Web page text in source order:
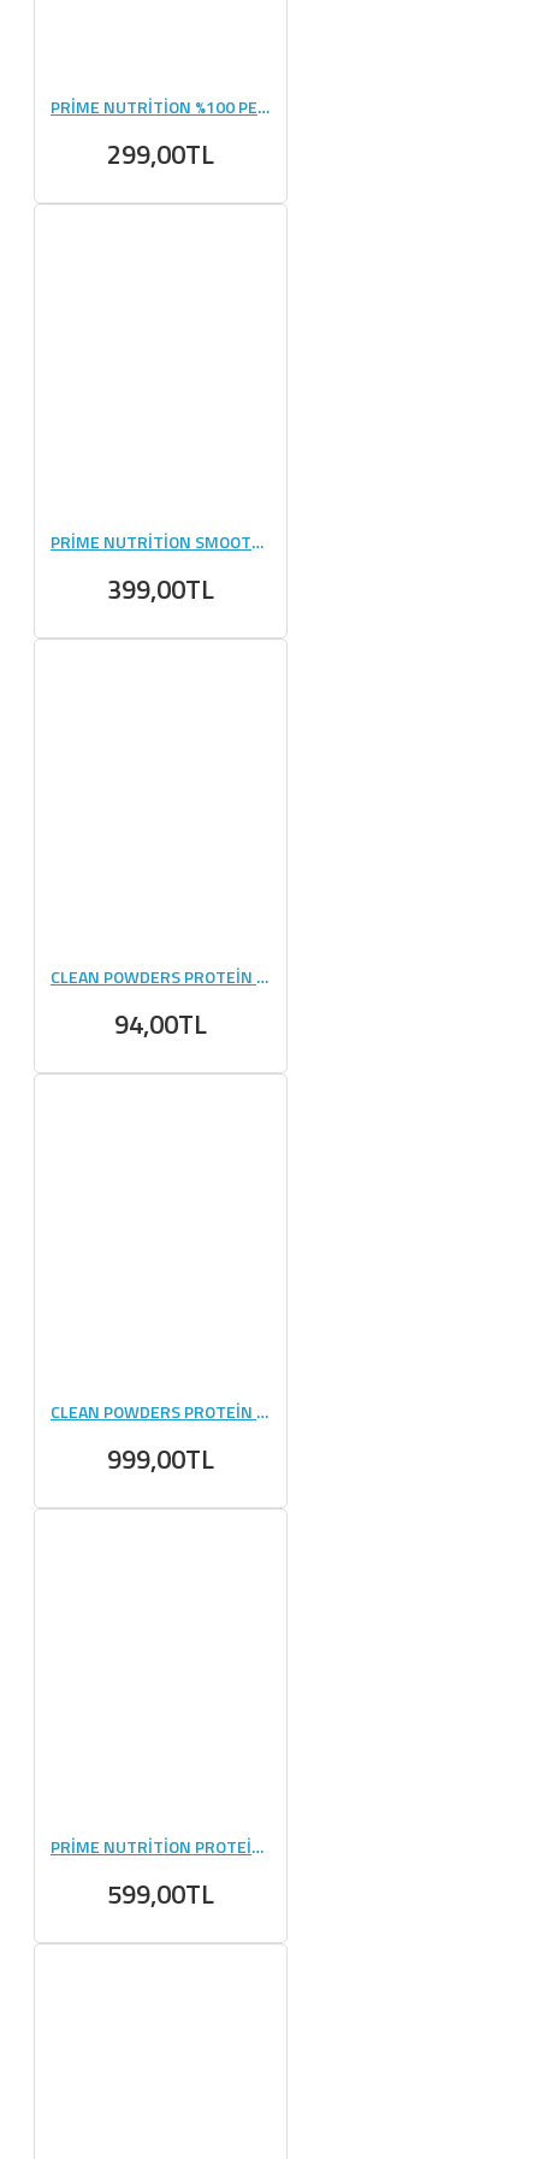
PRİME NUTRİTİON %100 PEANUT BUTTER YER FISTIĞI 350 GR
299,00TL
PRİME NUTRİTİON SMOOTH PEANUT SPREAD YER FISTIĞI 350 GR
399,00TL
CLEAN POWDERS PROTEİN PANCAKE 55 GR 1 ADET
94,00TL
CLEAN POWDERS PROTEİN PANCAKE 55 GR 12 ADET
999,00TL
PRİME NUTRİTİON PROTEİN PANCAKE 750 GR
599,00TL